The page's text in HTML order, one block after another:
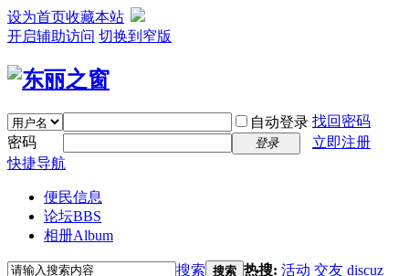
设为首页收藏本站
开启辅助访问 切换到窄版
自动登录 找回密码
密码
登录
立即注册
快捷导航
便民信息
论坛BBS
相册Album
搜索 搜索 热搜: 活动 交友 discuz